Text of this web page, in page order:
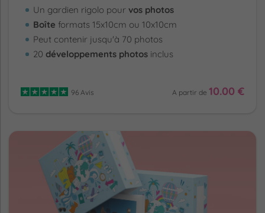
Un gardien rigolo pour vos photos
Boîte formats 15x10cm ou 10x10cm
Peut contenir jusqu'à 70 photos
20 développements photos inclus
96 Avis A partir de 10.00 €